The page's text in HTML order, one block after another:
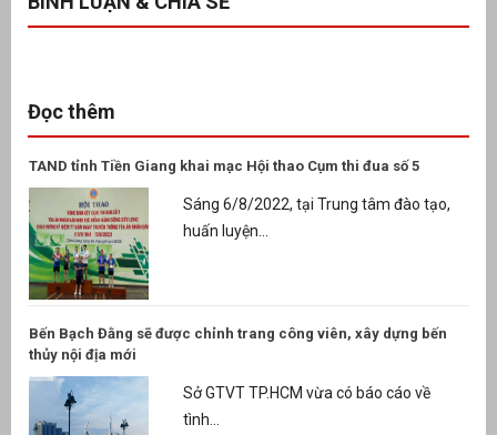
Đọc thêm
TAND tỉnh Tiền Giang khai mạc Hội thao Cụm thi đua số 5
Sáng 6/8/2022, tại Trung tâm đào tạo,
huấn luyện...
Bến Bạch Đằng sẽ được chỉnh trang công viên, xây dựng bến
thủy nội địa mới
Sở GTVT TP.HCM vừa có báo cáo về
tình...